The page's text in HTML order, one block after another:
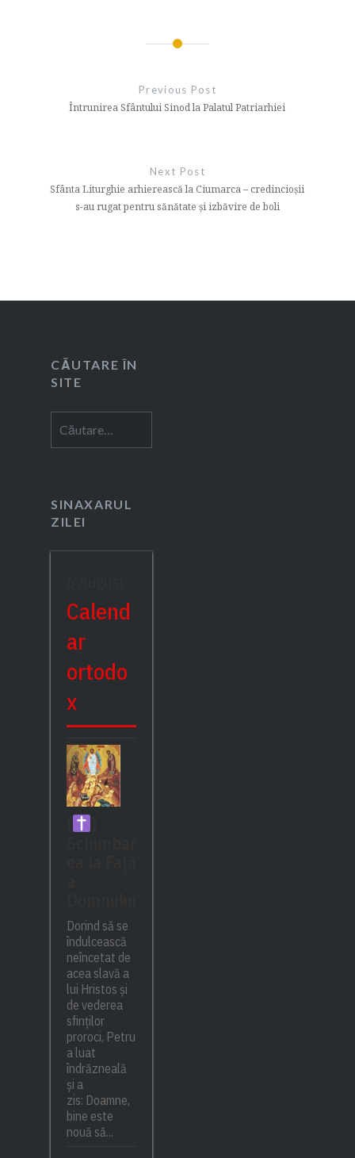
articole
Previous Post
Întrunirea Sfântului Sinod la Palatul Patriarhiei
Next Post
Sfânta Liturghie arhierească la Ciumarca – credincioșii
s-au rugat pentru sănătate și izbăvire de boli
CĂUTARE ÎN
SITE
după:
SINAXARUL
ZILEI
Calend
ar
ortodo
x
Dorind să se
îndulcească
neîncetat de
acea slavă a
lui Hristos și
de vederea
sfinților
proroci, Petru
a luat
îndrăzneală
și a
zis: Doamne,
bine este
nouă să...